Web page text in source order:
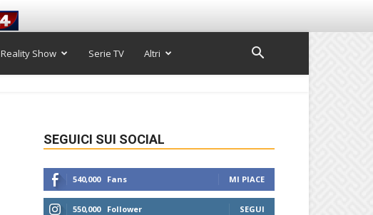
Reality Show Serie TV Altri
SEGUICI SUI SOCIAL
540,000 Fans MI PIACE
550,000 Follower SEGUI